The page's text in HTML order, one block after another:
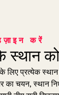
करें
को
के लिए प्रत्येक
का चयन, स्थान